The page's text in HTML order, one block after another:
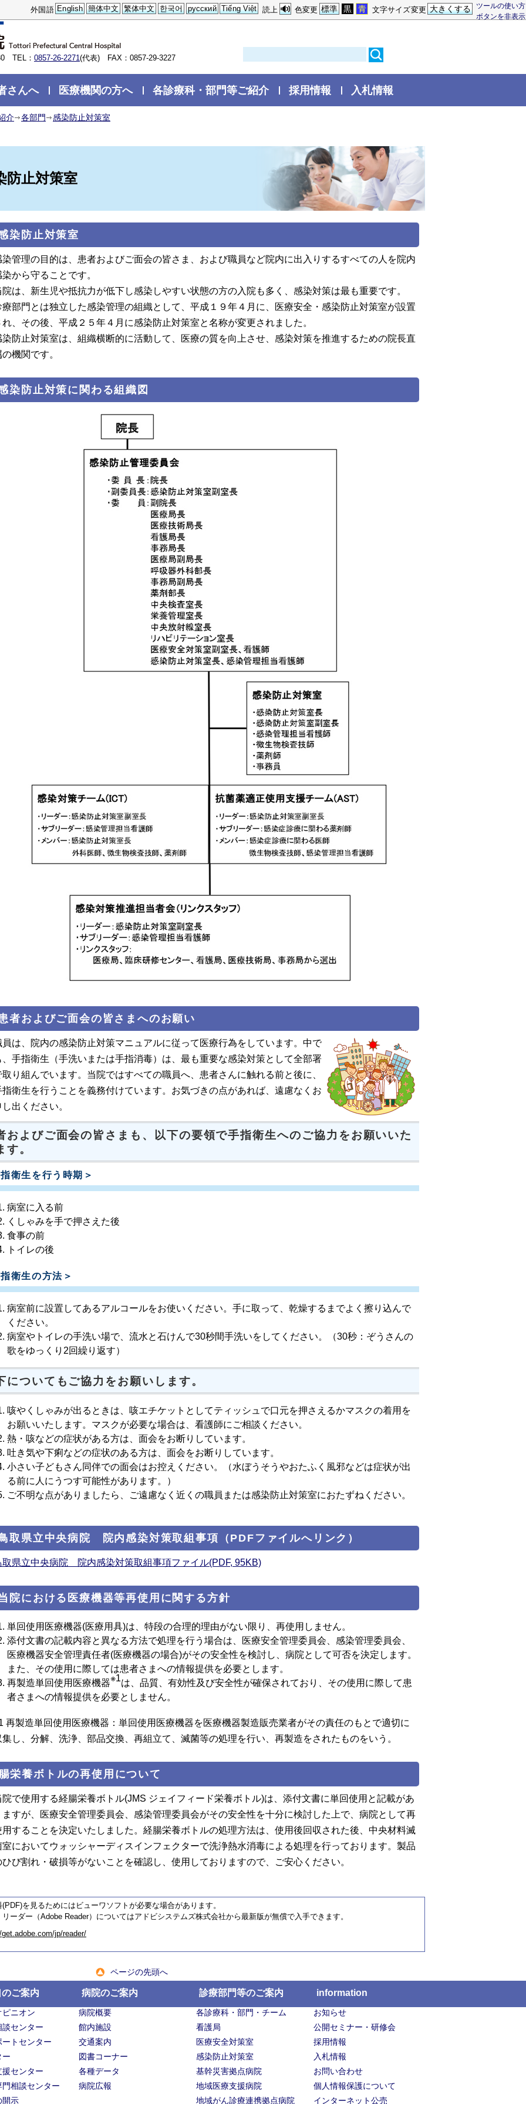
ツールの使い方
ボタンを非表示
文字サイズ変更 大きくする
色変更 標準 黒 青
読上
外国語 English 簡体中文 繁体中文 한국어 русский Tiếng Việt
TEL： 0857-26-2271 (代表) FAX：0857-29-3227
さんへ 医療機関の方へ 各診療科・部門等ご紹介 採用情報 入札情報
介 各部門 感染防止対策室
防止対策室
染防止対策室
染管理の目的は、患者およびご面会の皆さま、および職員など院内に出入りするすべての人を院内
染から守ることです。
院は、新生児や抵抗力が低下し感染しやすい状態の方の入院も多く、感染対策は最も重要です。
療部門とは独立した感染管理の組織として、平成１９年４月に、医療安全・感染防止対策室が設置
れ、その後、平成２５年４月に感染防止対策室と名称が変更されました。
染防止対策室は、組織横断的に活動して、医療の質を向上させ、感染対策を推進するための院長直
の機関です。
染防止対策に関わる組織図
者およびご面会の皆さまへのお願い
員は、院内の感染防止対策マニュアルに従って医療行為をしています。中で
、手指衛生（手洗いまたは手指消毒）は、最も重要な感染対策として全部署
取り組んでいます。当院ではすべての職員へ、患者さんに触れる前と後に、
指衛生を行うことを義務付けています。お気づきの点があれば、遠慮なくお
し出ください。
およびご面会の皆さまも、以下の要領で手指衛生へのご協力をお願いいた
す。
衛生を行う時期＞
病室に入る前
くしゃみを手で押さえた後
食事の前
トイレの後
衛生の方法＞
病室前に設置してあるアルコールをお使いください。手に取って、乾燥するまでよく擦り込んで
ください。
病室やトイレの手洗い場で、流水と石けんで30秒間手洗いをしてください。（30秒：ぞうさんの
歌をゆっくり2回繰り返す）
についてもご協力をお願いします。
咳やくしゃみが出るときは、咳エチケットとしてティッシュで口元を押さえるかマスクの着用を
お願いいたします。マスクが必要な場合は、看護師にご相談ください。
熱・咳などの症状がある方は、面会をお断りしています。
吐き気や下痢などの症状のある方は、面会をお断りしています。
小さい子どもさん同伴での面会はお控えください。（水ぼうそうやおたふく風邪などは症状が出
る前に人にうつす可能性があります。）
ご不明な点がありましたら、ご遠慮なく近くの職員または感染防止対策室におたずねください。
取県立中央病院 院内感染対策取組事項（PDFファイルへリンク）
取県立中央病院 院内感染対策取組事項ファイル(PDF, 95KB)
院における医療機器等再使用に関する方針
単回使用医療機器(医療用具)は、特段の合理的理由がない限り、再使用しません。
添付文書の記載内容と異なる方法で処理を行う場合は、医療安全管理委員会、感染管理委員会、
医療機器安全管理責任者(医療機器の場合)がその安全性を検討し、病院として可否を決定します。
また、その使用に際しては患者さまへの情報提供を必要とします。
再製造単回使用医療機器※1は、品質、有効性及び安全性が確保されており、その使用に際して患
者さまへの情報提供を必要としません。
再製造単回使用医療機器：単回使用医療機器を医療機器製造販売業者がその責任のもとで適切に
集し、分解、洗浄、部品交換、再組立て、滅菌等の処理を行い、再製造をされたものをいう。
栄養ボトルの再使用について
院で使用する経腸栄養ボトル(JMS ジェイフィード栄養ボトル)は、添付文書に単回使用と記載があ
ますが、医療安全管理委員会、感染管理委員会がその安全性を十分に検討した上で、病院として再
用することを決定いたしました。経腸栄養ボトルの処理方法は、使用後回収された後、中央材料滅
室においてウォッシャーディスインフェクターで洗浄熱水消毒による処理を行っております。製品
ひび割れ・破損等がないことを確認し、使用しておりますので、ご安心ください。
を見るためにはビューワソフトが必要な場合があります。
リーダー（Adobe Reader）についてはアドビシステムズ株式会社から最新版が無償で入手できます。
jp/reader/
ページの先頭へ
ご案内
ニオン
センター
トセンター
ー
センター
相談センター
開示
病院のご案内
病院概要
館内施設
交通案内
図書コーナー
各種データ
病院広報
診療部門等のご案内
各診療科・部門・チーム
看護局
医療安全対策室
感染防止対策室
基幹災害拠点病院
地域医療支援病院
地域がん診療連携拠点病院
information
お知らせ
公開セミナー・研修会
採用情報
入札情報
お問い合わせ
個人情報保護について
インターネット公売